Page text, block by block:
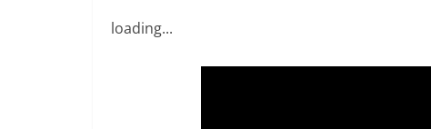
loading...